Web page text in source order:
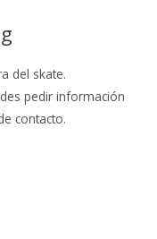
del skate.
pedir información
contacto.